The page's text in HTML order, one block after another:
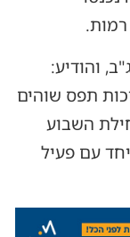
והודיע:
תפס שוהים
השבוע
עם פעיל